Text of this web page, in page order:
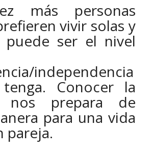
más personas
vivir solas y
ser el nivel
independencia
Conocer la
nos prepara de
para una vida
pareja.